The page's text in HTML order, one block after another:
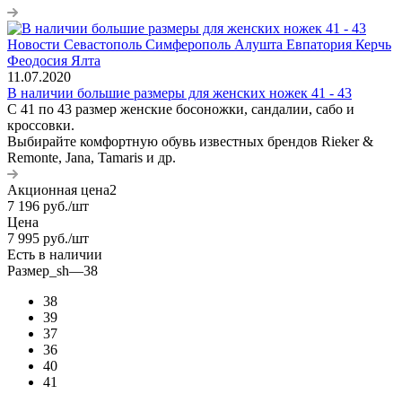
11.07.2020
В наличии большие размеры для женских ножек 41 - 43
С 41 по 43 размер женские босоножки, сандалии, сабо и
кроссовки.
Выбирайте комфортную обувь известных брендов Rieker &
Remonte, Jana, Tamaris и др.
Акционная цена2
7 196 руб./шт
Цена
7 995 руб./шт
Есть в наличии
Размер_sh—38
38
39
37
36
40
41